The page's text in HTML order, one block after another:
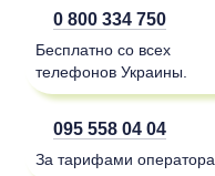
0 800 334 750
Бесплатно со всех
телефонов Украины.
095 558 04 04
За тарифами оператора.